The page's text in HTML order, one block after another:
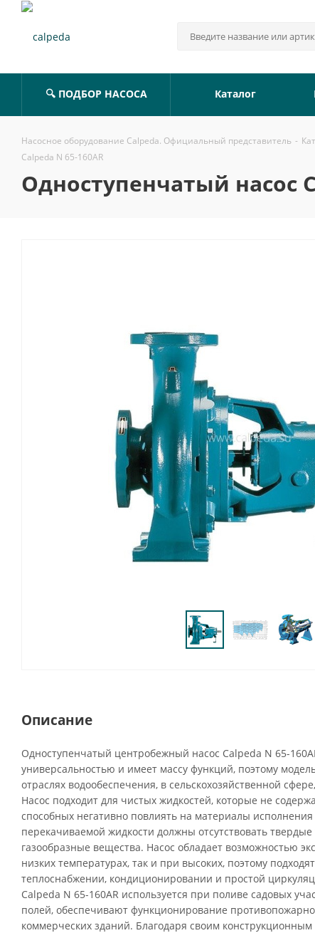
🔍 ПОДБОР НАСОСА Каталог
Насосное оборудование Calpeda. Официальный представитель -
Calpeda N 65-160AR
Одноступенчатый насос
Описание
Одноступенчатый центробежный насос Calpeda N 65-
универсальностью и имеет массу функций, поэтому
отраслях водообеспечения, в сельскохозяйственной
Насос подходит для чистых жидкостей, которые не
способных негативно повлиять на материалы
перекачиваемой жидкости должны отсутствовать
газообразные вещества. Насос обладает возможностью
низких температурах, так и при высоких, поэтому
теплоснабжении, кондиционировании и простой
Calpeda N 65-160AR используется при поливе садовых
полей, обеспечивают функционирование
коммерческих зданий. Благодаря своим